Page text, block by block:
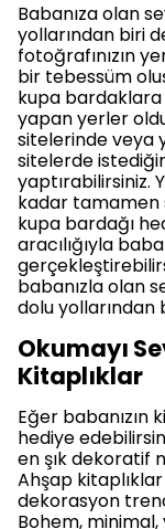
Babanıza olan
yollarından biri
fotoğrafınızın
bir tebessüm
kupa bardaklara
yapan yerler
sitelerinde veya
sitelerde
yaptırabilirsiniz.
kadar tamamen
kupa bardağı
aracılığıyla
babanızla olan
dolu yollarından
Okumayı
Kitaplıklar
Eğer babanızın
hediye
en şık dekoratif
Ahşap
dekorasyon
Bohem,